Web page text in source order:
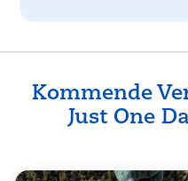
Kommende
Just One